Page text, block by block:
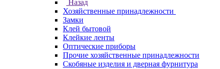
Назад
Хозяйственные принадлежности
Замки
Клей бытовой
Клейкие ленты
Оптические приборы
Прочие хозяйственные принадлежности
Скобяные изделия и дверная фурнитура